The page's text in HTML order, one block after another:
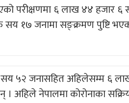
परीक्षणमा ६ लाख ४४ हजार
सय १७ जनामा सङ्क्रमण पुष्टि
५२ जनासहित अहिलेसम्म ६
अहिले नेपालमा कोरोनाका